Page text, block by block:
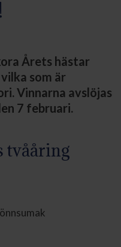
Årets hästar
som är
Vinnarna avslöjas
7 februari.
tvååring